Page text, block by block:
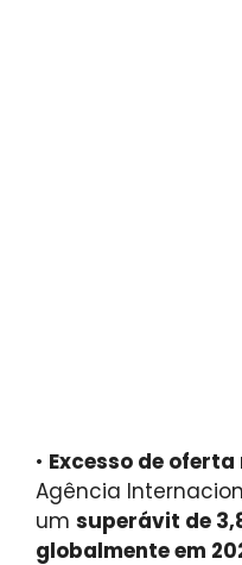
• Excesso de
Agência
um superávit de
globalmente em